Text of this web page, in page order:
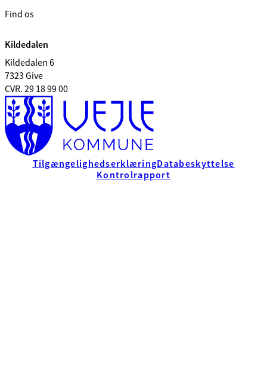
Find os
Kildedalen
Kildedalen 6
7323 Give
CVR. 29 18 99 00
TilgængelighedserklæringDatabeskyttelse
Kontrolrapport